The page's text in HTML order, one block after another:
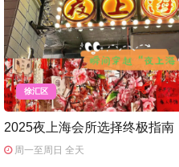
徐汇区
2025夜上海会所选择终极指南
周一至周日 全天